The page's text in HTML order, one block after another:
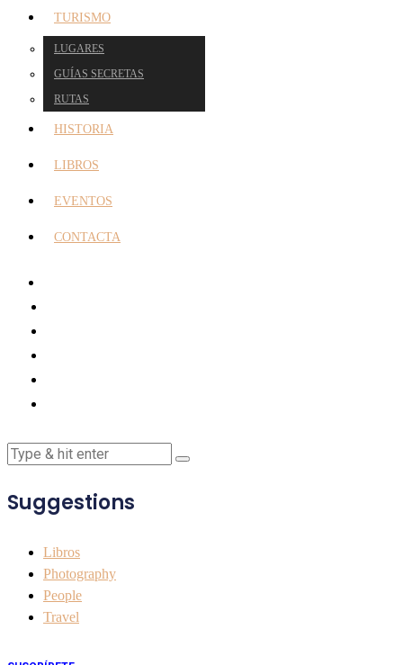
TURISMO
LUGARES
GUÍAS SECRETAS
RUTAS
HISTORIA
LIBROS
EVENTOS
CONTACTA
Suggestions
Libros
Photography
People
Travel